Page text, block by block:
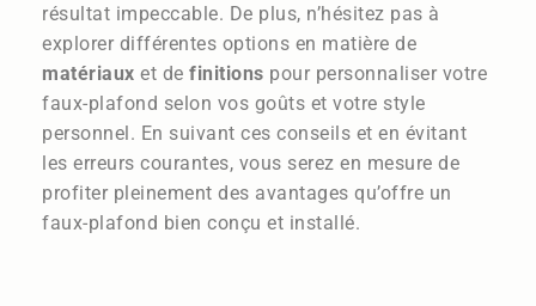
résultat impeccable. De plus, n’hésitez pas à
explorer différentes options en matière de
matériaux et de finitions pour personnaliser votre
faux-plafond selon vos goûts et votre style
personnel. En suivant ces conseils et en évitant
les erreurs courantes, vous serez en mesure de
profiter pleinement des avantages qu’offre un
faux-plafond bien conçu et installé.